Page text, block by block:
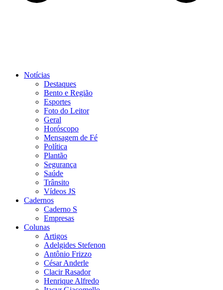
Notícias
Destaques
Bento e Região
Esportes
Foto do Leitor
Geral
Horóscopo
Mensagem de Fé
Política
Plantão
Segurança
Saúde
Trânsito
Vídeos JS
Cadernos
Caderno S
Empresas
Colunas
Artigos
Adelgides Stefenon
Antônio Frizzo
César Anderle
Clacir Rasador
Henrique Alfredo